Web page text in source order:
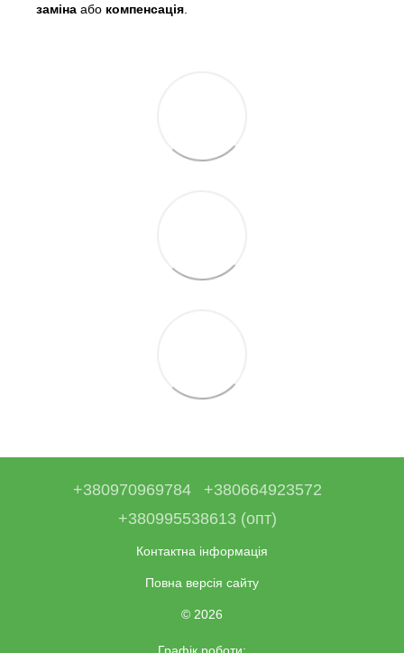
заміна або компенсація
+380970969784
+380664923572
+380995538613 (опт)
Контактна інформація
Повна версія сайту
© 2026